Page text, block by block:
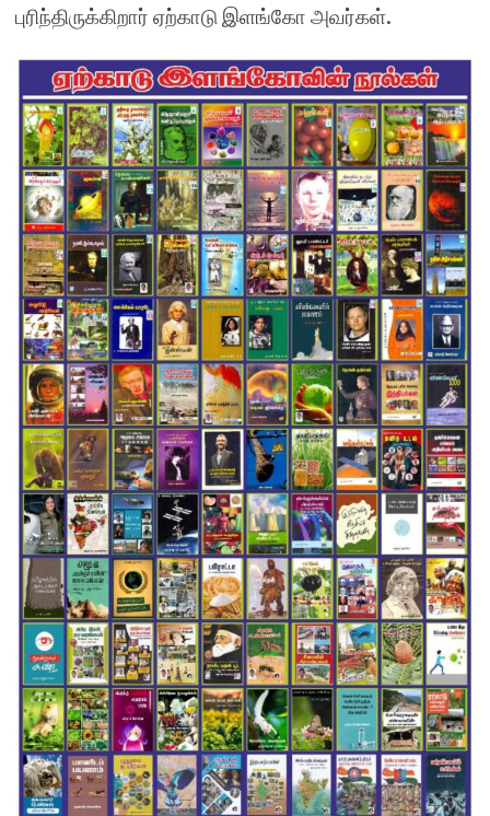
புரிந்திருக்கிறார் ஏற்காடு இளங்கோ அவர்கள்.